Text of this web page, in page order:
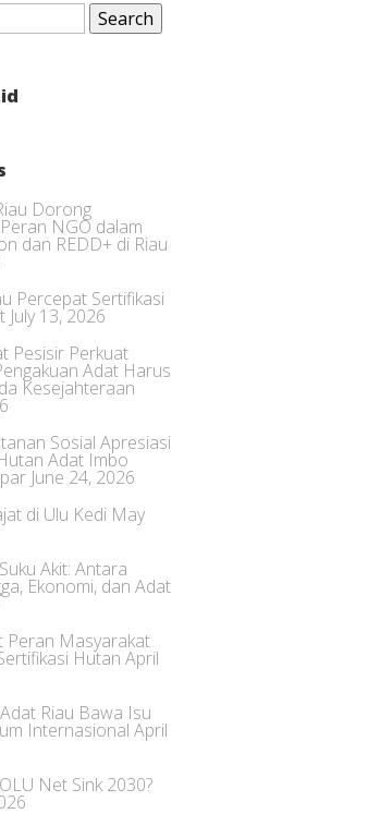
Dorong
NGO dalam
dan REDD+ di Riau
Percepat Sertifikasi
July 13, 2026
Pesisir Perkuat
Adat Harus
Kesejahteraan
Sosial Apresiasi
Adat Imbo
June 24, 2026
di Ulu Kedi May
Akit: Antara
Ekonomi, dan Adat
Peran Masyarakat
Hutan April
Riau Bawa Isu
Internasional April
Net Sink 2030?